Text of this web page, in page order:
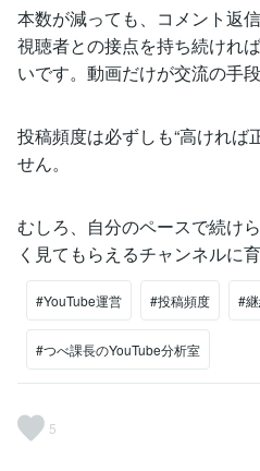
本数が減っても、コメント返
視聴者との接点を持ち続けれ
いです。動画だけが交流の手
投稿頻度は必ずしも“高ければ
せん。
むしろ、自分のペースで続け
く見てもらえるチャンネルに
#YouTube運営 #投稿頻度 #
#つべ課長のYouTube分析室
5